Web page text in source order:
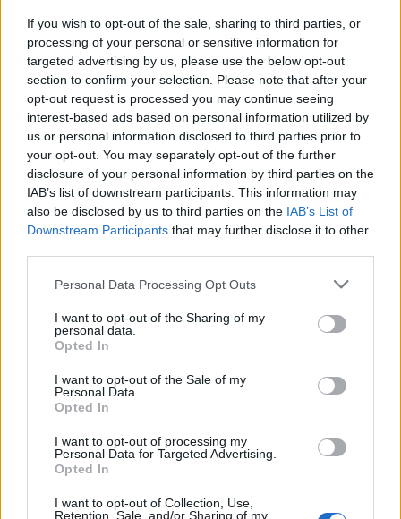
If you wish to opt-out of the sale, sharing to third parties, or
processing of your personal or sensitive information for
targeted advertising by us, please use the below opt-out
section to confirm your selection. Please note that after your
opt-out request is processed you may continue seeing
interest-based ads based on personal information utilized by
us or personal information disclosed to third parties prior to
your opt-out. You may separately opt-out of the further
disclosure of your personal information by third parties on the
IAB’s list of downstream participants. This information may
also be disclosed by us to third parties on the IAB’s List of
Downstream Participants that may further disclose it to other
Personal Data Processing Opt Outs
I want to opt-out of the Sharing of my
personal data.
Opted In
I want to opt-out of the Sale of my
Personal Data.
Opted In
I want to opt-out of processing my
Personal Data for Targeted Advertising.
Opted In
I want to opt-out of Collection, Use,
Retention, Sale, and/or Sharing of my
Entretien Automobile
Voyant moteur allumé : évitez ces
erreurs pour ne pas aggraver la
situation
Auto Pour Vous